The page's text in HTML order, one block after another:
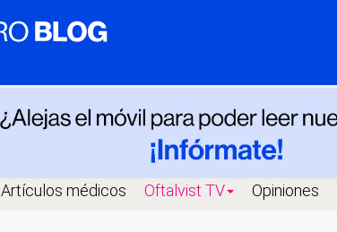
Artículos médicos Oftalvist TV Opiniones